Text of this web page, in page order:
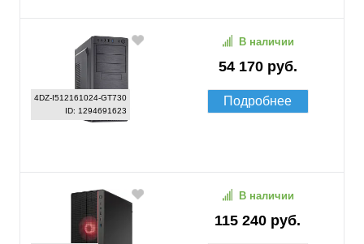
4DZ-I512161024-GT730
ID: 1294691623
54 170 руб.
В наличии
Подробнее
115 240 руб.
В наличии